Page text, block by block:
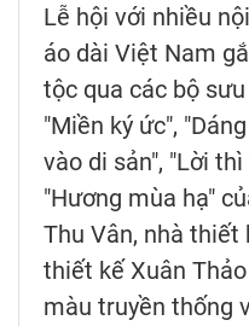
Lễ hội với nhiều
áo dài Việt Nam
tộc qua các bộ
"Miền ký ức",
vào di sản", "Lời
"Hương mùa hạ"
Thu Vân, nhà thiết
thiết kế Xuân
màu truyền thống